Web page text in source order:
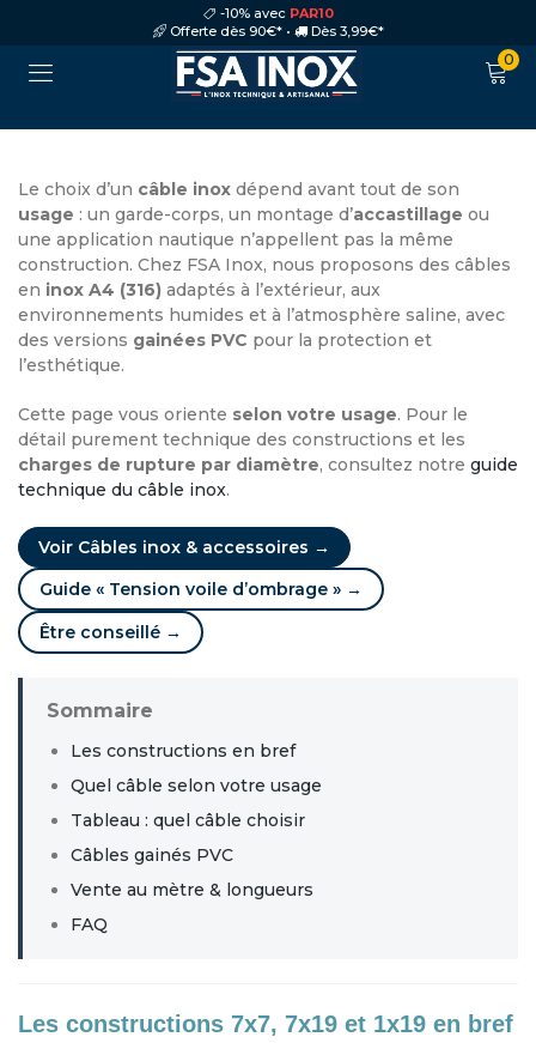
-10% avec PAR10
Offerte dès 90€* •
Dès 3,99€*
0
Le choix d’un câble inox dépend avant tout de son
usage : un garde-corps, un montage d’accastillage ou
une application nautique n’appellent pas la même
construction. Chez FSA Inox, nous proposons des câbles
en inox A4 (316) adaptés à l’extérieur, aux
environnements humides et à l’atmosphère saline, avec
des versions gainées PVC pour la protection et
l’esthétique.
Cette page vous oriente selon votre usage. Pour le
détail purement technique des constructions et les
charges de rupture par diamètre, consultez notre guide
technique du câble inox.
Voir Câbles inox & accessoires →
Guide « Tension voile d’ombrage » →
Être conseillé →
Sommaire
Les constructions en bref
Quel câble selon votre usage
Tableau : quel câble choisir
Câbles gainés PVC
Vente au mètre & longueurs
FAQ
Les constructions 7x7, 7x19 et 1x19 en bref